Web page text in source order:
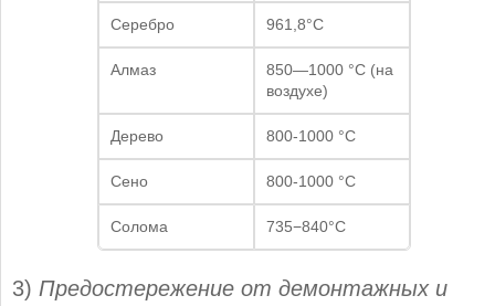
Серебро 961,8°C
Алмаз
850—1000 °C (на
воздухе)
Дерево 800-1000 °С
Сено 800-1000 °С
Солома 735−840°C
3) Предостережение от демонтажных и